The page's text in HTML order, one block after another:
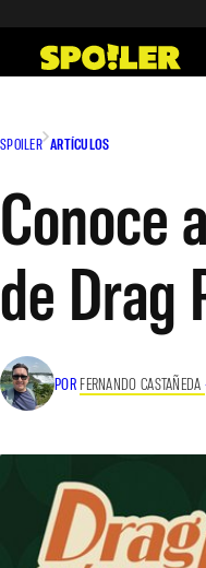
contenido
SPOILER ARTÍCULOS
Conoce
de Drag
POR FERNANDO CASTAÑEDA